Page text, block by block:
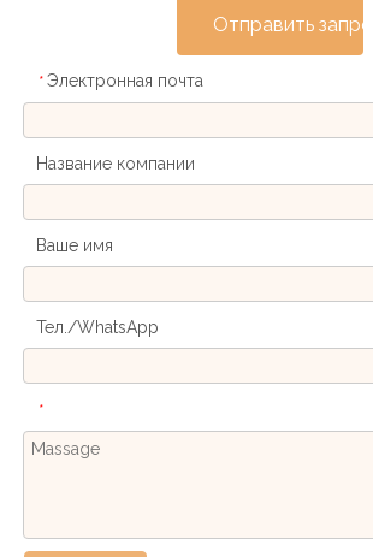
Отправить запрос
* Электронная почта
Название компании
Ваше имя
Тел./WhatsApp
*